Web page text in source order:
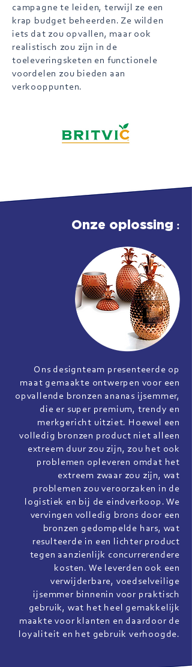
campagne te leiden, terwijl ze een
krap budget beheerden. Ze wilden
iets dat zou opvallen, maar ook
realistisch zou zijn in de
toeleveringsketen en functionele
voordelen zou bieden aan
verkooppunten.
Onze oplossing :
Ons designteam presenteerde op
maat gemaakte ontwerpen voor een
opvallende bronzen ananas ijsemmer,
die er super premium, trendy en
merkgericht uitziet. Hoewel een
volledig bronzen product niet alleen
extreem duur zou zijn, zou het ook
problemen opleveren omdat het
extreem zwaar zou zijn, wat
problemen zou veroorzaken in de
logistiek en bij de eindverkoop. We
vervingen volledig brons door een
bronzen gedompelde hars, wat
resulteerde in een lichter product
tegen aanzienlijk concurrerendere
kosten. We leverden ook een
verwijderbare, voedselveilige
ijsemmer binnenin voor praktisch
gebruik, wat het heel gemakkelijk
maakte voor klanten en daardoor de
loyaliteit en het gebruik verhoogde.